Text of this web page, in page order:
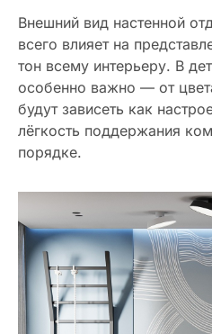
Внешний вид настенной
всего влияет на
тон всему интерьеру. В
особенно важно — от
будут зависеть как
лёгкость поддержания
порядке.